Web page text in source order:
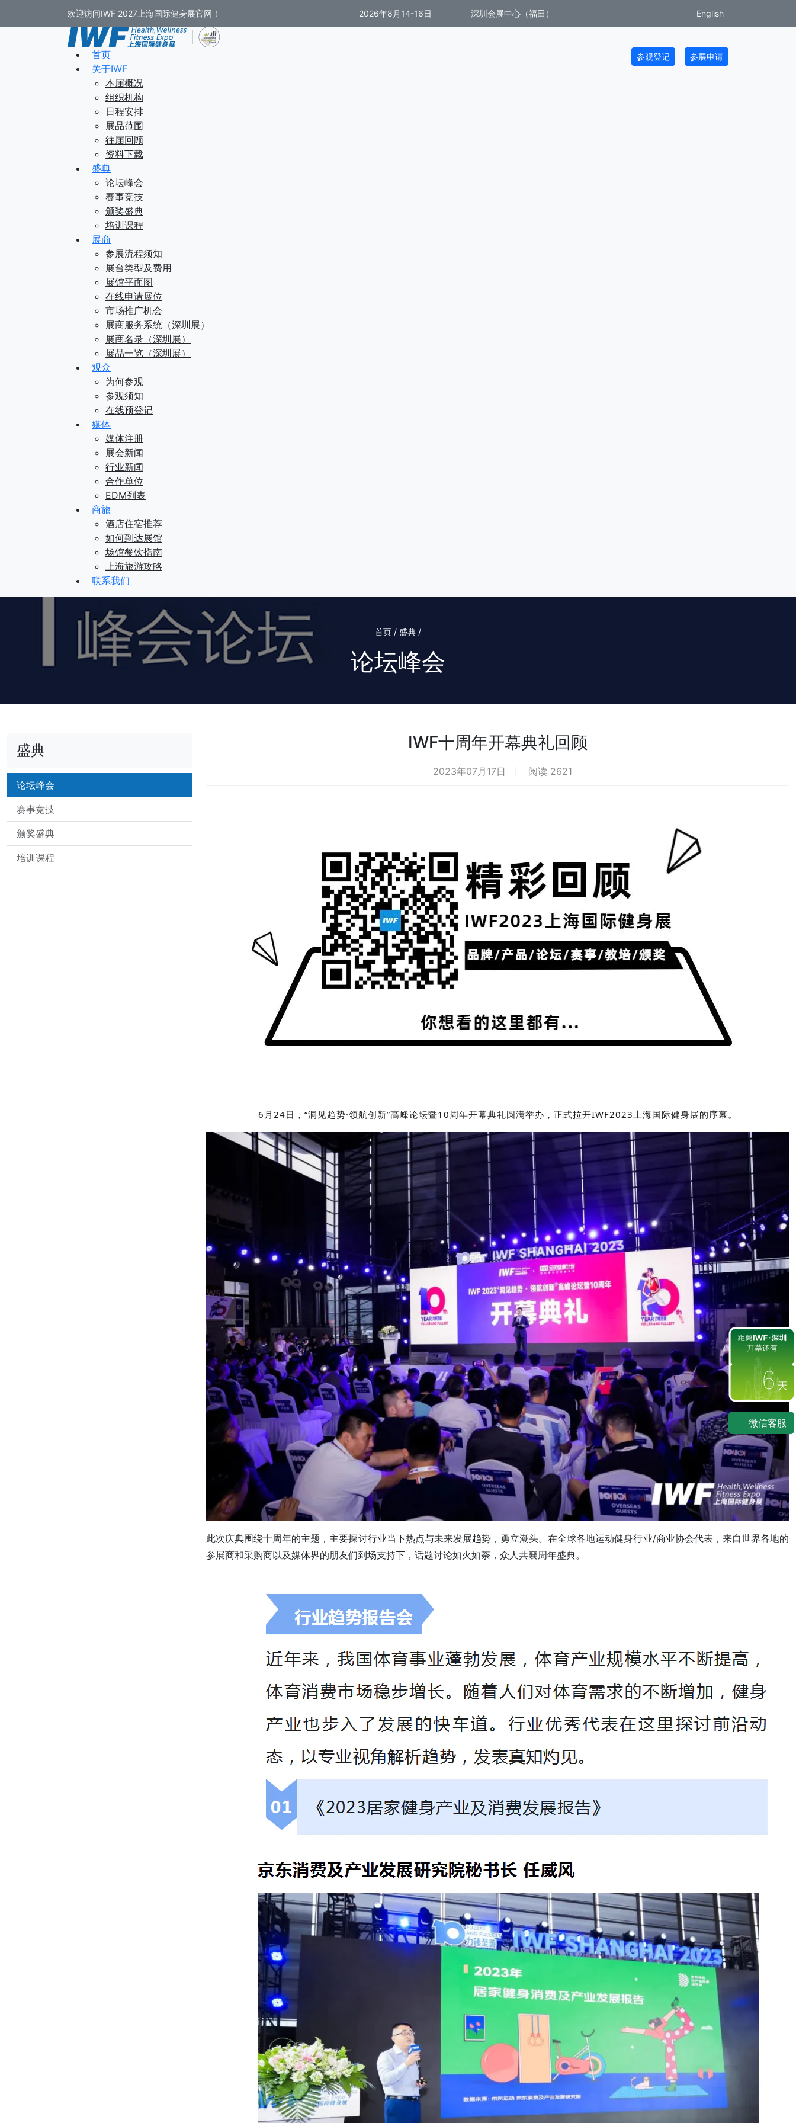
欢迎访问IWF 2027上海国际健身展官网！ 2026年8月14-16日 深圳会展中心（福田） English
参观登记 参展申请
首页
关于IWF
本届概况
组织机构
日程安排
展品范围
往届回顾
资料下载
盛典
论坛峰会
赛事竞技
颁奖盛典
培训课程
展商
参展流程须知
展台类型及费用
展馆平面图
在线申请展位
市场推广机会
展商服务系统（深圳展）
展商名录（深圳展）
展品一览（深圳展）
观众
为何参观
参观须知
在线预登记
媒体
媒体注册
展会新闻
行业新闻
合作单位
EDM列表
商旅
酒店住宿推荐
如何到达展馆
场馆餐饮指南
上海旅游攻略
联系我们
首页 / 盛典 /
论坛峰会
盛典
论坛峰会
赛事竞技
颁奖盛典
培训课程
IWF十周年开幕典礼回顾
2023年07月17日 阅读 2621
6月24日，“洞见趋势·领航创新”高峰论坛暨10周年开幕典礼圆满举办，正式拉开IWF2023上海国际健身展的序幕。
此次庆典围绕十周年的主题，主要探讨行业当下热点与未来发展趋势，勇立潮头。在全球各地运动健身行业/商业协会代表，来自世界各地的
参展商和采购商以及媒体界的朋友们到场支持下，话题讨论如火如荼，众人共襄周年盛典。
6
微信客服